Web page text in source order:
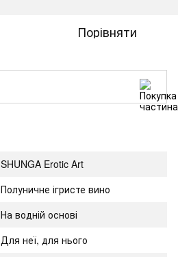
Порівняти
SHUNGA Erotic Art
Полуничне ігристе вино
На водній основі
Для неї, для нього